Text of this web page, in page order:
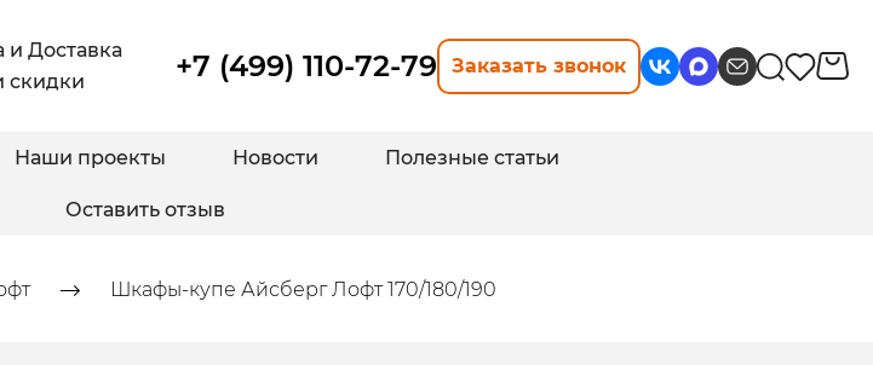
и Доставка
скидки +7 (499) 110-72-79 Заказать звонок
Наши проекты Новости Полезные статьи
Оставить отзыв
Шкафы-купе Айсберг Лофт 170/180/190